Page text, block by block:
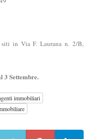
in Via F. Laurana n. 2/B,
3 Settembre.
immobiliari